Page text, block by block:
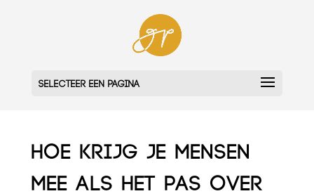
Selecteer een pagina
Hoe krijg je mensen
mee als het pas over